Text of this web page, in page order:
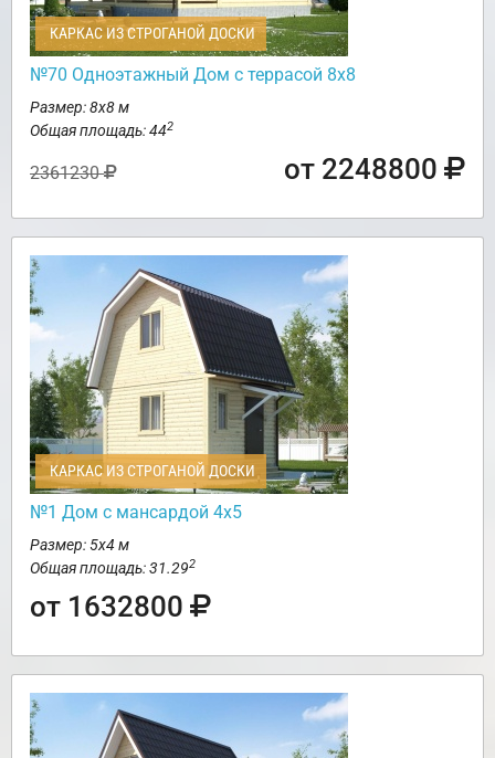
КАРКАС ИЗ СТРОГАНОЙ ДОСКИ
№70 Одноэтажный Дом с террасой 8х8
Размер: 8х8 м
Общая площадь: 442
2361230 от 2248800
КАРКАС ИЗ СТРОГАНОЙ ДОСКИ
№1 Дом с мансардой 4х5
Размер: 5х4 м
Общая площадь: 31.292
от 1632800